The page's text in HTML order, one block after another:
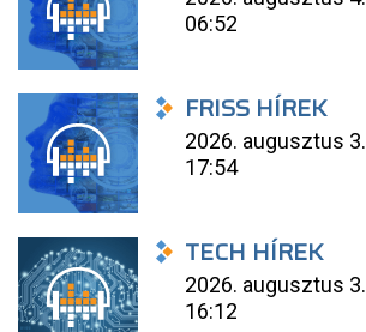
06:52
FRISS HÍREK
2026. augusztus 3.
17:54
TECH HÍREK
2026. augusztus 3.
16:12